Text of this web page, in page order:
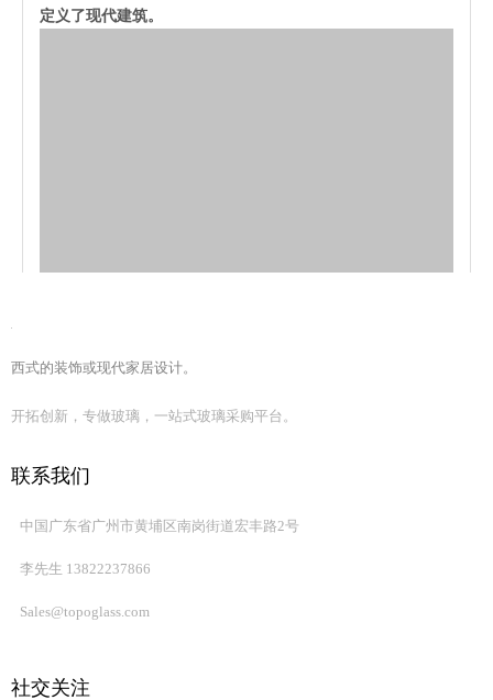
定义了现代建筑。
主要特点
智能玻璃 PDLC 薄膜通过简单的电源开/关即可立即在透明和
不透明状态之间切换，提供按需隐私和自然光控制 - 非常适
保开启模式下的高透明度和关闭模式下的均匀不透明度，在
西式的装饰或现代家居设计。
开拓创新，专做玻璃，一站式玻璃采购平台。
联系我们
中国广东省广州市黄埔区南岗街道宏丰路2号
李先生 13822237866
Sales@topoglass.com
社交关注